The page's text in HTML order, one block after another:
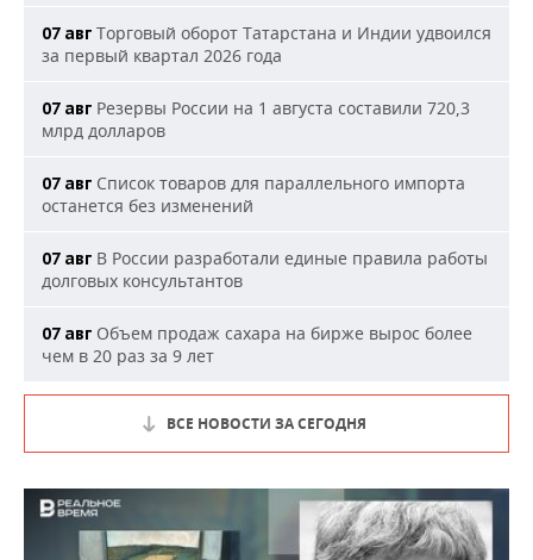
07 авг Торговый оборот Татарстана и Индии удвоился
за первый квартал 2026 года
07 авг Резервы России на 1 августа составили 720,3
млрд долларов
07 авг Список товаров для параллельного импорта
останется без изменений
07 авг В России разработали единые правила работы
долговых консультантов
07 авг Объем продаж сахара на бирже вырос более
чем в 20 раз за 9 лет
ВСЕ НОВОСТИ ЗА СЕГОДНЯ